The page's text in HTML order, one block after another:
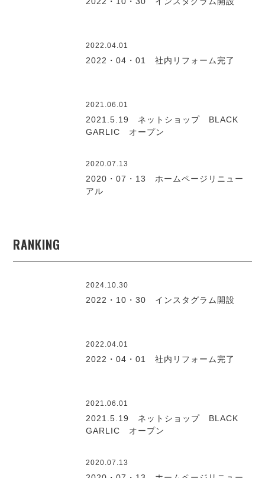
2022.04.01
2022・04・01 社内リフォーム完了
2021.06.01
2021.5.19 ネットショップ BLACK
GARLIC オープン
2020.07.13
2020・07・13 ホームページリニュー
アル
RANKING
2024.10.30
2022・10・30 インスタグラム開設
2022.04.01
2022・04・01 社内リフォーム完了
2021.06.01
2021.5.19 ネットショップ BLACK
GARLIC オープン
2020.07.13